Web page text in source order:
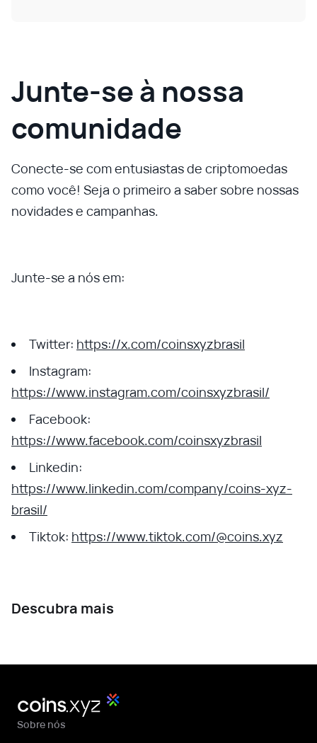
Junte-se à nossa
comunidade
Conecte-se com entusiastas de criptomoedas
como você! Seja o primeiro a saber sobre nossas
novidades e campanhas.
Junte-se a nós em:
Twitter: https://x.com/coinsxyzbrasil
Instagram:
https://www.instagram.com/coinsxyzbrasil/
Facebook:
https://www.facebook.com/coinsxyzbrasil
Linkedin:
https://www.linkedin.com/company/coins-xyz-
brasil/
Tiktok: https://www.tiktok.com/@coins.xyz
Descubra mais
Sobre nós